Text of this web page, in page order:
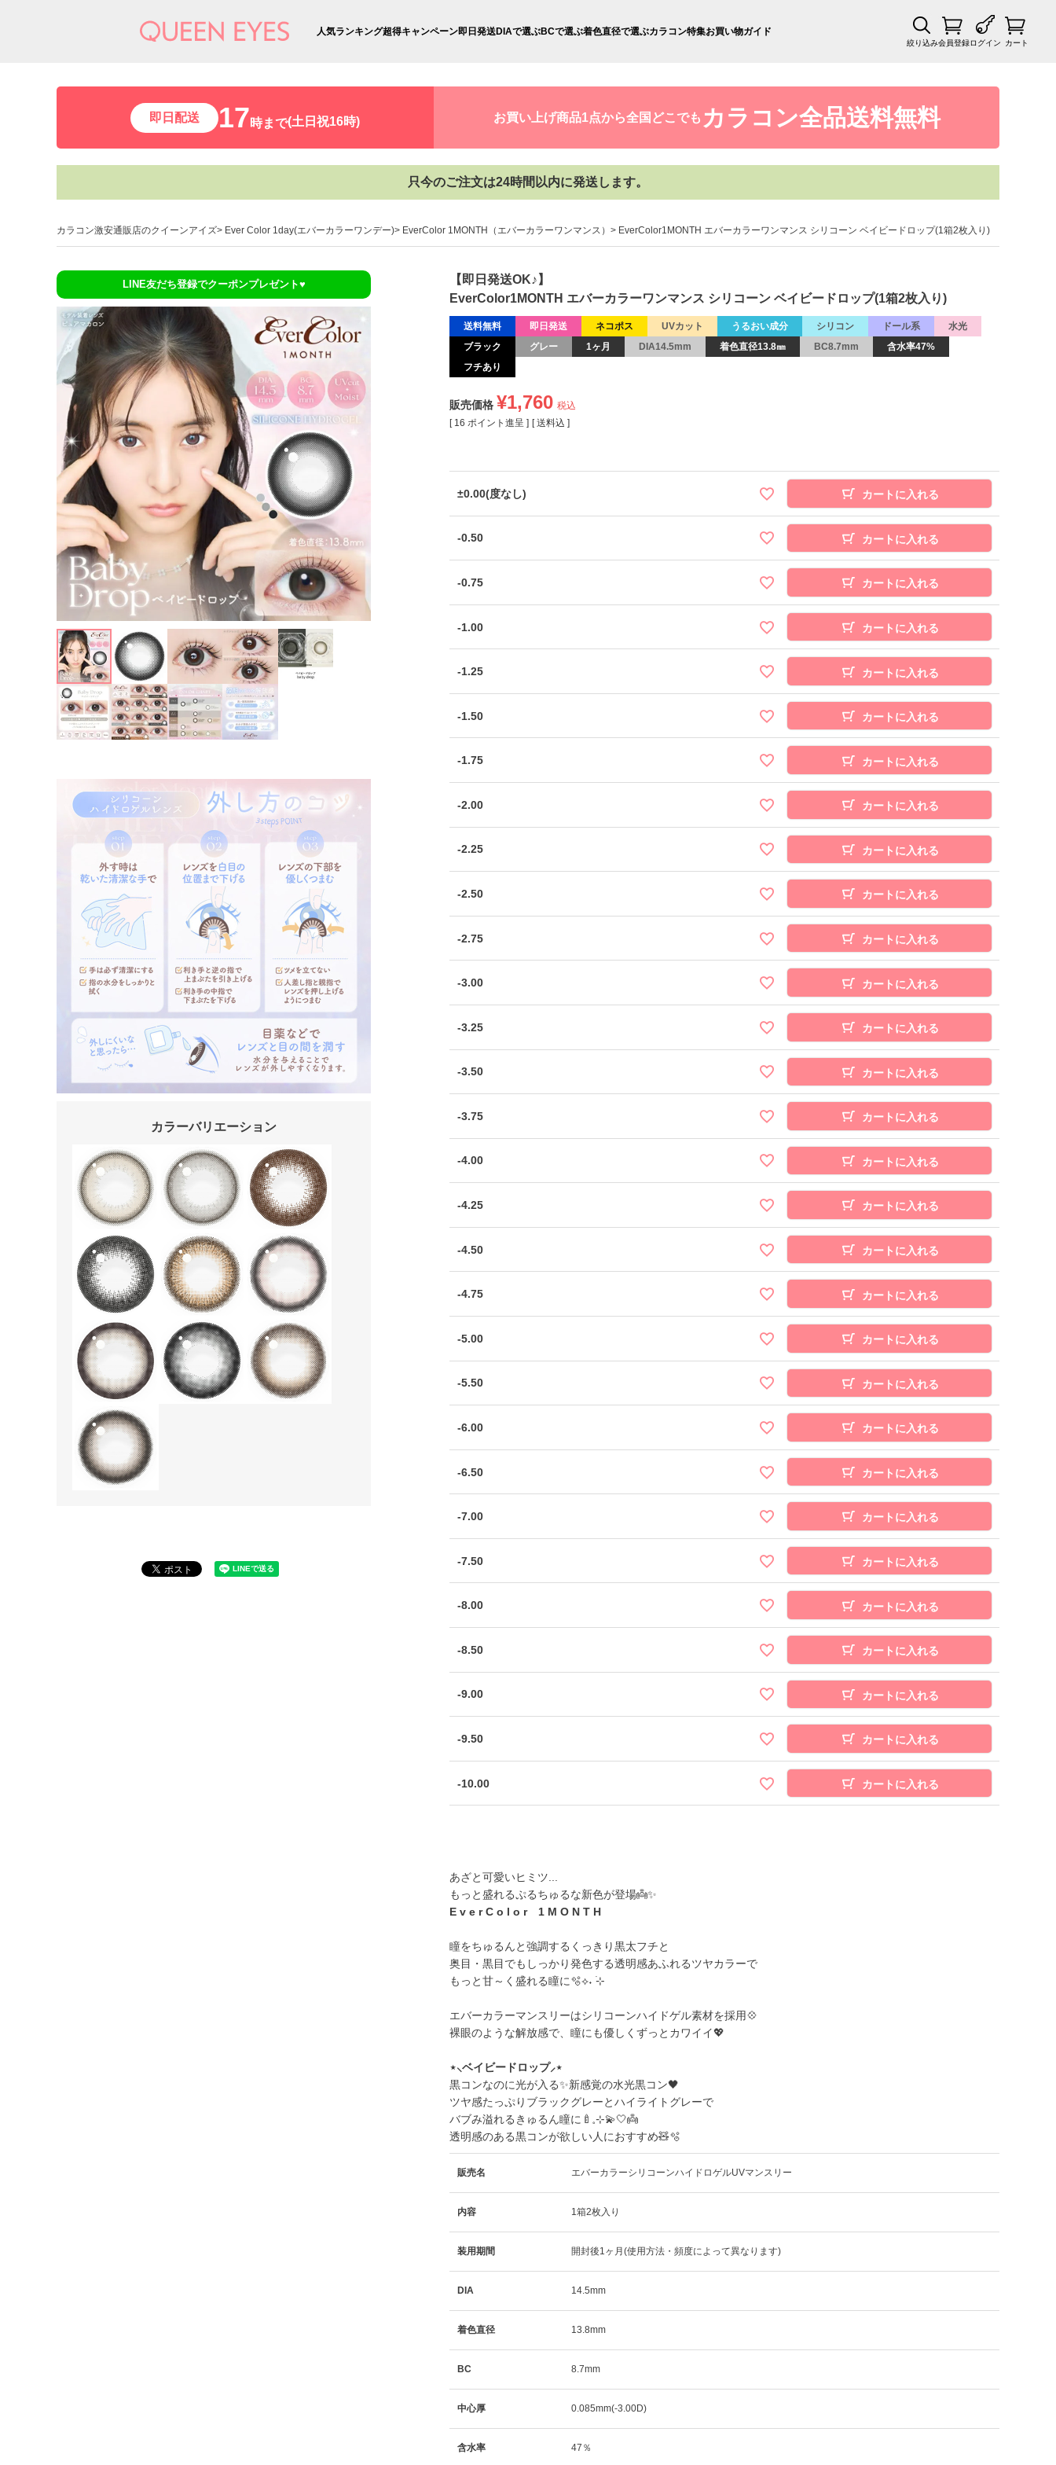
人気ランキング超得キャンペーン即日発送DIAで選ぶBCで選ぶ着色直径で選ぶカラコン特集お買い物ガイド
絞り込み会員登録ログイン カート
即日配送 17時まで(土日祝16時) お買い上げ商品1点から全国どこでも カラコン全品送料無料
只今のご注文は24時間以内に発送します。
カラコン激安通販店のクイーンアイズ Ever Color 1day(エバーカラーワンデー) EverColor 1MONTH（エバーカラーワンマンス） EverColor1MONTH エバーカラーワンマンス シリコーン ベイビードロップ(1箱2枚入り)
LINE友だち登録でクーポンプレゼント♥
カラーバリエーション
【即日発送OK♪】
EverColor1MONTH エバーカラーワンマンス シリコーン ベイビードロップ(1箱2枚入り)
送料無料 即日発送 ネコポス UVカット うるおい成分 シリコン ドール系
水光
ブラック
グレー 1ヶ月 DIA14.5mm 着色直径13.8㎜ BC8.7mm
含水率47%
フチあり
販売価格 ¥1,760 税込
[ 16 ポイント進呈 ] 送料込
±0.00(度なし) カートに入れる
-0.50 カートに入れる
-0.75 カートに入れる
-1.00 カートに入れる
-1.25 カートに入れる
-1.50 カートに入れる
-1.75 カートに入れる
-2.00 カートに入れる
-2.25 カートに入れる
-2.50 カートに入れる
-2.75 カートに入れる
-3.00 カートに入れる
-3.25 カートに入れる
-3.50 カートに入れる
-3.75 カートに入れる
-4.00 カートに入れる
-4.25 カートに入れる
-4.50 カートに入れる
-4.75 カートに入れる
-5.00 カートに入れる
-5.50 カートに入れる
-6.00 カートに入れる
-6.50 カートに入れる
-7.00 カートに入れる
-7.50 カートに入れる
-8.00 カートに入れる
-8.50 カートに入れる
-9.00 カートに入れる
-9.50 カートに入れる
-10.00 カートに入れる
あざと可愛いヒミツ...
もっと盛れるぷるちゅるな新色が登場👼✨
E v e r C o l o r 1 M O N T H
瞳をちゅるんと強調するくっきり黒太フチと
奥目・黒目でもしっかり発色する透明感あふれるツヤカラーで
もっと甘～く盛れる瞳に🫧⟡˖ ࣪⊹
エバーカラーマンスリーはシリコーンハイドゲル素材を採用💠
裸眼のような解放感で、瞳にも優しくずっとカワイイ💖
⋆⸜ベイビードロップ⸝⋆
黒コンなのに光が入る✨新感覚の水光黒コン🖤
ツヤ感たっぷりブラックグレーとハイライトグレーで
バブみ溢れるきゅるん瞳に🍼𓈒⊹💫🤍👼
透明感のある黒コンが欲しい人におすすめ🧸🫧
販売名 エバーカラーシリコーンハイドロゲルUVマンスリー
内容 1箱2枚入り
装用期間 開封後1ヶ月(使用方法・頻度によって異なります)
DIA 14.5mm
着色直径 13.8mm
BC 8.7mm
中心厚 0.085mm(-3.00D)
含水率 47％